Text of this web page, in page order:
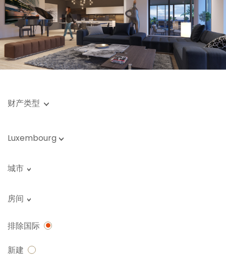
财产类型
Luxembourg
城市
房间
排除国际
新建